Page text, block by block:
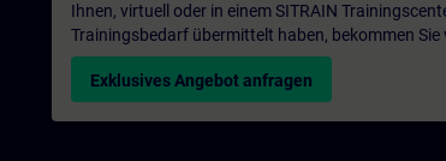
Ihnen, virtuell oder in einem SITRAIN
Trainingsbedarf übermittelt haben, bekommen
Exklusives Angebot anfragen